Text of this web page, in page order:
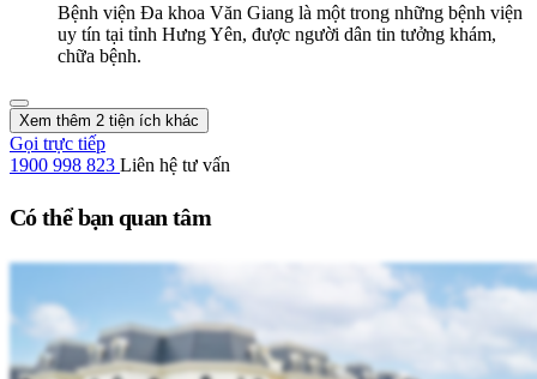
Bệnh viện Đa khoa Văn Giang là một trong những bệnh viện
uy tín tại tỉnh Hưng Yên, được người dân tin tưởng khám,
chữa bệnh.
Xem thêm 2 tiện ích khác
Gọi trực tiếp
1900 998 823 Liên hệ tư vấn
Có thể bạn quan tâm